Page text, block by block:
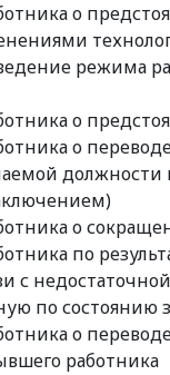
о
режима
о
о
должности
о
по
с
по состоянию
о
работника